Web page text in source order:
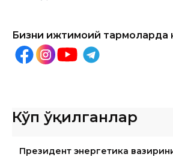
Бизни ижтимоий тармоқларда
Кўп ўқилганлар
Президент энергетика